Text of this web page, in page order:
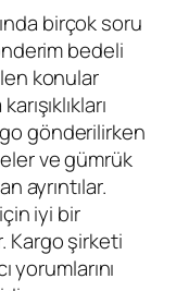
birçok soru
bedeli
konular
gönderilirken
ve gümrük
ayrıntılar.
iyi bir
Kargo şirketi
yorumlarını